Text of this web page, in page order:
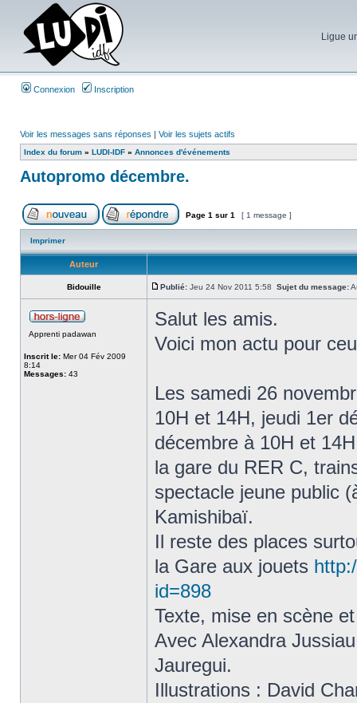
Ligue
Connexion Inscription
Voir les messages sans réponses | Voir les sujets actifs
Index du forum » LUDI-IDF » Annonces d'événements
Autopromo décembre.
Page 1 sur 1 [ 1 message ]
Imprimer
Auteur
Bidouille Publié: Jeu 24 Nov 2011 5:58 Sujet du message:
Apprenti padawan
Inscrit le: Mer 04 Fév 2009
8:14
Messages: 43
Salut les amis.
Voici mon actu pour
Les samedi 26
10H et 14H, jeudi 1er
décembre à 10H et
la gare du RER C,
spectacle jeune public
Kamishibaï.
Il reste des places
la Gare aux jouets
id=898
Texte, mise en scène
Avec Alexandra
Jauregui.
Illustrations : David